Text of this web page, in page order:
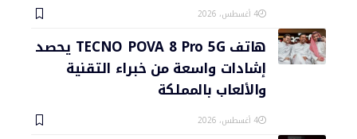
4 أغسطس، 2026
هاتف TECNO POVA 8 Pro 5G يحصد
إشادات واسعة من خبراء التقنية
والألعاب بالمملكة
4 أغسطس، 2026